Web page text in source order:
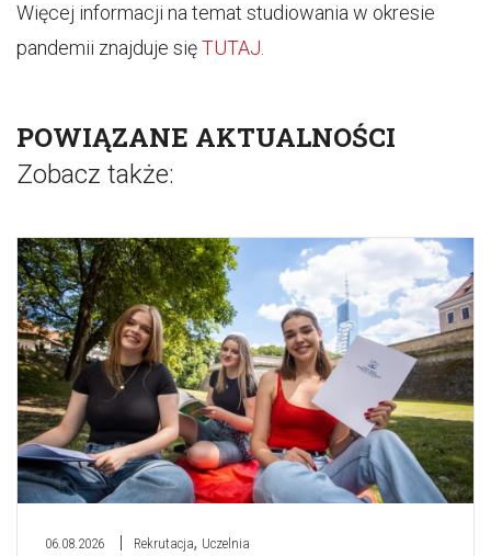
Więcej informacji na temat studiowania w okresie
pandemii znajduje sięTUTAJ.
POWIĄZANE AKTUALNOŚCI
Zobacz także:
06.08.2026 Rekrutacja, Uczelnia